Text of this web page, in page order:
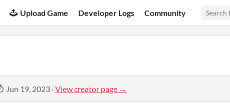
Upload Game Developer Logs Community
Jun 19, 2023 ·View creator page →